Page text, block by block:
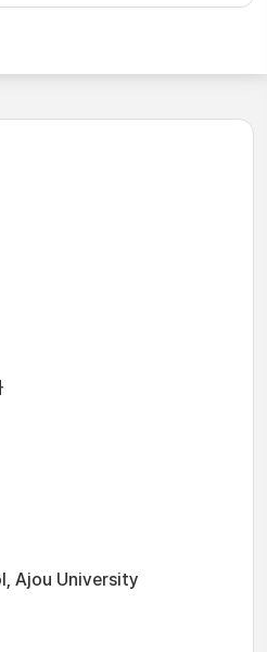
Ajou University